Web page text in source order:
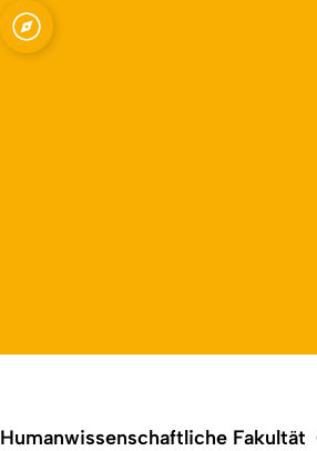
Open quicklink menu
Humanwissenschaftliche Fakultät